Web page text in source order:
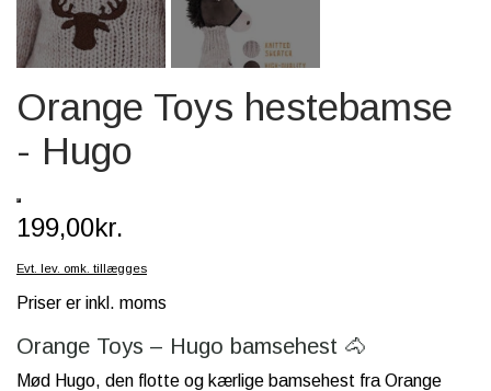
SCHLEICH® HEST & TILBEHØR
SKOLE, KREA & TILBEHØR
TASKER & PUNGE
Orange Toys hestebamse
- Hugo
199,00kr.
Evt. lev. omk. tillægges
Priser er inkl. moms
Orange Toys – Hugo bamsehest 🐴
Mød Hugo, den flotte og kærlige bamsehest fra Orange